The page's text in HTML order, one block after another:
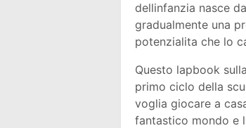
dellinfanzia nasce
gradualmente una
potenzialita che lo
Questo lapbook
primo ciclo della
voglia giocare a
fantastico mondo e